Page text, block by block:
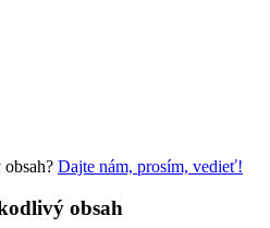
Dajte nám, prosím, vedieť!
obsah